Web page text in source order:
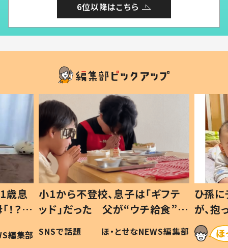
6位以降はこちら
歳息
？」
編集部
小1から不登校、息子は「ギフテ
ッド」だった 父が“ウチ給食”を
作り続ける理由とは #令和の親
#令和の子
SNSで話題 ほ・とせなNEWS編集部
ひ孫
が、
「涙が
い」